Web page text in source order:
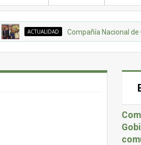
ACTUALIDAD Compañía Nacional de